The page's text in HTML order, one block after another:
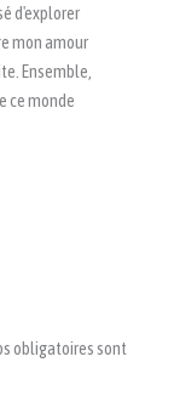
d'explorer
mon amour
Ensemble,
ce monde
obligatoires sont